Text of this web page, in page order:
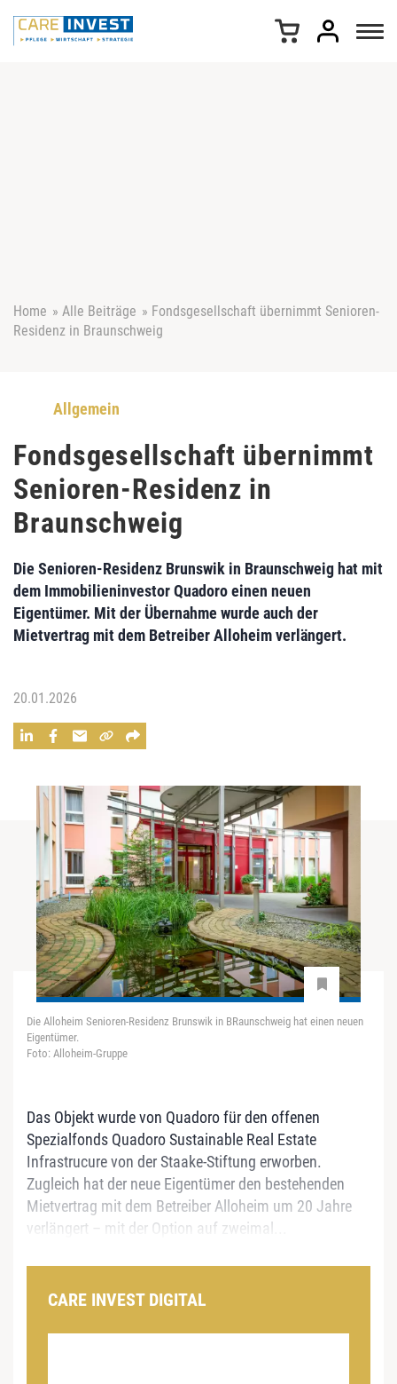
Home » Alle Beiträge » Fondsgesellschaft übernimmt Senioren-
Residenz in Braunschweig
Allgemein
Fondsgesellschaft übernimmt
Senioren-Residenz in
Braunschweig
Die Senioren-Residenz Brunswik in Braunschweig hat mit
dem Immobilieninvestor Quadoro einen neuen
Eigentümer. Mit der Übernahme wurde auch der
Mietvertrag mit dem Betreiber Alloheim verlängert.
20.01.2026
Die Alloheim Senioren-Residenz Brunswik in BRaunschweig hat einen neuen
Eigentümer.
Foto: Alloheim-Gruppe
Das Objekt wurde von Quadoro für den offenen
Spezialfonds Quadoro Sustainable Real Estate
Infrastrucure von der Staake-Stiftung erworben.
Zugleich hat der neue Eigentümer den bestehenden
Mietvertrag mit dem Betreiber Alloheim um 20 Jahre
verlängert – mit der Option auf zweimal...
CARE INVEST DIGITAL